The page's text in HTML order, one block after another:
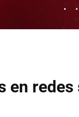
en redes